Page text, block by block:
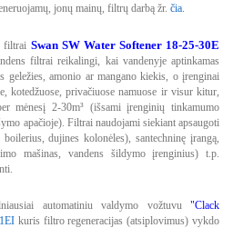
jonų mainų, filtrų darbą žr. čia.
filtrai Swan SW Water Softener 18-25-30E
filtrai reikalingi, kai vandenyje aptinkamas
geležies, amonio ar mangano kiekis, o įrenginai
kotedžuose, privačiuose namuose ir visur kitur,
mėnesį 2-30m³ (išsami įrenginių tinkamumo
apačioje). Filtrai naudojami siekiant apsaugoti
dujines kolonėles), santechninę įrangą,
mašinas, vandens šildymo įrenginius) t.p.
automatiniu valdymo vožtuvu "Clack
kuris filtro regeneracijas (atsiplovimus) vykdo